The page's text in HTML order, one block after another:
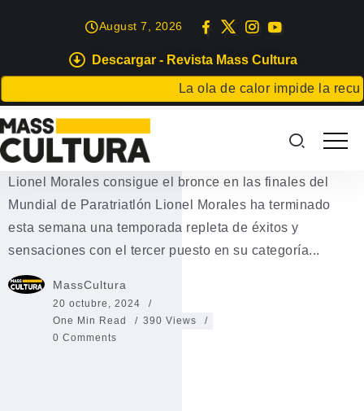
Descargar - Revista Mass Cultura
La ola de calor impide la
August 7, 2026
DEPORTES
Lionel Morales consigue el
bronce
Lionel Morales consigue el bronce en las finales del
Mundial de Paratriatlón Lionel Morales ha terminado
esta semana una temporada repleta de éxitos y
sensaciones con el tercer puesto en su categoría...
MassCultura
20 octubre, 2024
One Min Read
390 Views
0 Comments